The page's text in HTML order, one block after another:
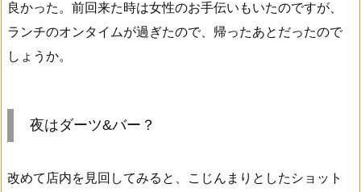
良かった。前回来た時は女性のお手伝いもいたのですが、
ランチのオンタイムが過ぎたので、帰ったあとだったので
しょうか。
夜はダーツ&バー？
改めて店内を見回してみると、こじんまりとしたショット